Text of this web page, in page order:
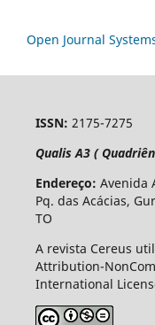
Open Journal
ISSN: 2175-7275
Qualis A3 (
Endereço: Avenida
Pq. das Acácias,
TO
A revista Cereus
Attribution-
International